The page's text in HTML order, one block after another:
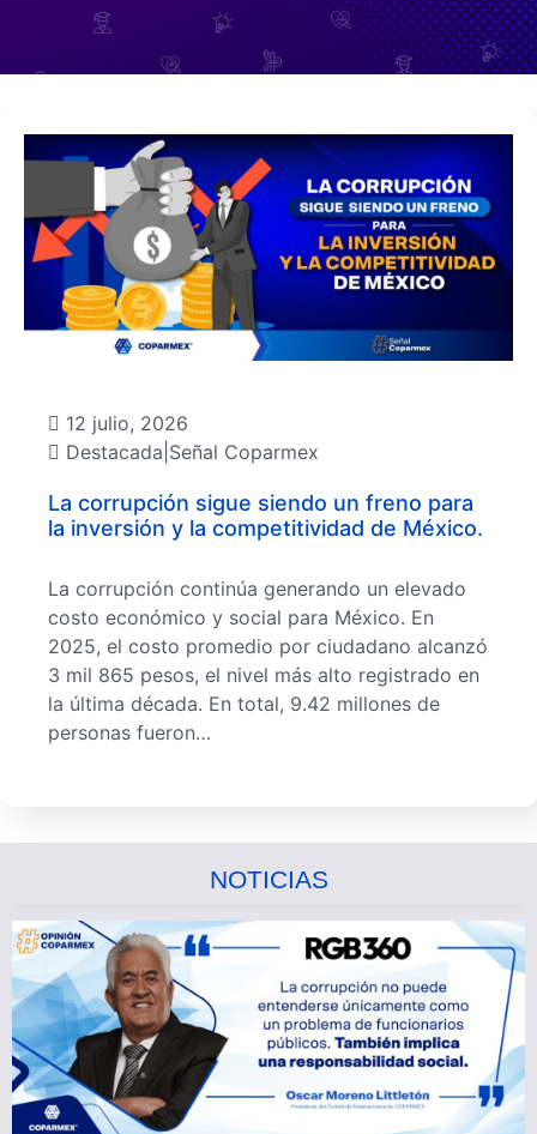
12 julio, 2026
Destacada Señal Coparmex
La corrupción sigue siendo un freno para
la inversión y la competitividad de México.
La corrupción continúa generando un elevado
costo económico y social para México. En
2025, el costo promedio por ciudadano alcanzó
3 mil 865 pesos, el nivel más alto registrado en
la última década. En total, 9.42 millones de
personas fueron…
NOTICIAS